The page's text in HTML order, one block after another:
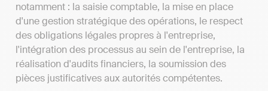
notamment : la saisie comptable, la mise en place
d'une gestion stratégique des opérations, le respect
des obligations légales propres à l'entreprise,
l'intégration des processus au sein de l'entreprise, la
réalisation d'audits financiers, la soumission des
pièces justificatives aux autorités compétentes.